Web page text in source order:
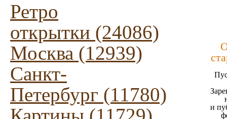
Ретро
открытки (24086)
Москва (12939)
Санкт-
Петербург (11780)
и